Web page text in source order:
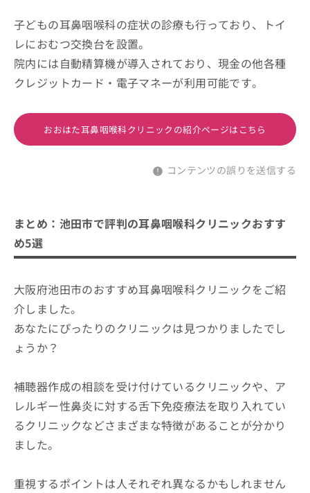
子どもの耳鼻咽喉科の症状の診療も行っており、トイ
レにおむつ交換台を設置。
院内には自動精算機が導入されており、現金の他各種
クレジットカード・電子マネーが利用可能です。
おおはた耳鼻咽喉科クリニックの紹介ページはこちら
コンテンツの誤りを送信する
まとめ：池田市で評判の耳鼻咽喉科クリニックおすす
め5選
大阪府池田市のおすすめ耳鼻咽喉科クリニックをご紹
介しました。
あなたにぴったりのクリニックは見つかりましたでし
ょうか？
補聴器作成の相談を受け付けているクリニックや、ア
レルギー性鼻炎に対する舌下免疫療法を取り入れてい
るクリニックなどさまざまな特徴があることが分かり
ました。
重視するポイントは人それぞれ異なるかもしれません